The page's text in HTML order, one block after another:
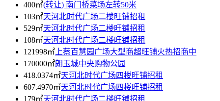
400㎡(转让) 南门桥菜场左转50米
103㎡天河北时代广场二楼旺铺招租
529㎡天河北时代广场二楼旺铺招租
108㎡天河北时代广场二楼旺铺招租
121998㎡ 上蔡百慧园广场大型商超旺铺火热招商中
170000㎡朗玉城中央购物公园
418.0374㎡天河北时代广场四楼旺铺招租
607.4970㎡天河北时代广场四楼旺铺招租
179㎡天河北时代广场二楼旺铺招租